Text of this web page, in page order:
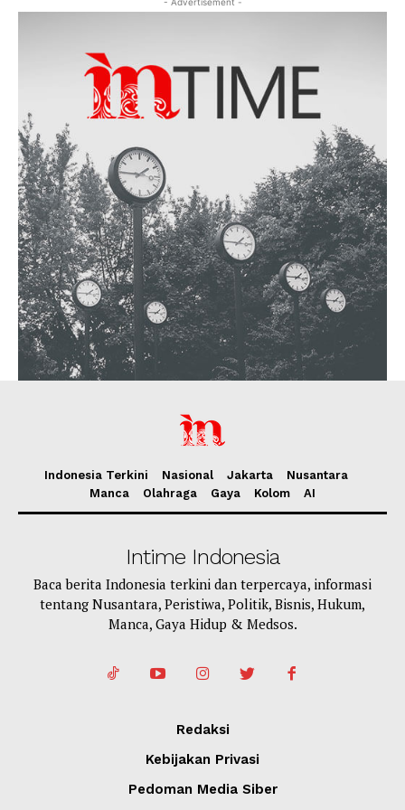
- Advertisement -
Indonesia Terkini Nasional Jakarta
Nusantara
Manca
Olahraga Gaya Kolom AI
Intime Indonesia
Baca berita Indonesia terkini dan terpercaya, informasi
tentang Nusantara, Peristiwa, Politik, Bisnis, Hukum,
Manca, Gaya Hidup & Medsos.
Redaksi
Kebijakan Privasi
Pedoman Media Siber